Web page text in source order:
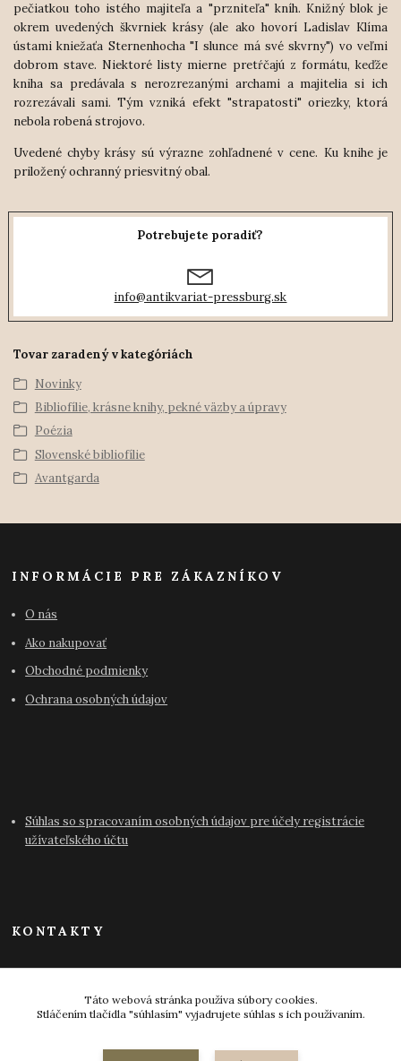
pečiatkou toho istého majiteľa a "przniteľa" kníh. Knižný blok je
okrem uvedených škvrniek krásy (ale ako hovorí Ladislav Klíma
ústami kniežaťa Sternenhocha "I slunce má své skvrny") vo veľmi
dobrom stave. Niektoré listy mierne pretŕčajú z formátu, keďže
kniha sa predávala s nerozrezanými archami a majitelia si ich
rozrezávali sami. Tým vzniká efekt "strapatosti" oriezky, ktorá
nebola robená strojovo.
Uvedené chyby krásy sú výrazne zohľadnené v cene. Ku knihe je
priložený ochranný priesvitný obal.
Potrebujete poradiť?
info@antikvariat-pressburg.sk
Tovar zaradený v kategóriách
Novinky
Bibliofílie, krásne knihy, pekné väzby a úpravy
Poézia
Slovenské bibliofílie
Avantgarda
INFORMÁCIE PRE ZÁKAZNÍKOV
O nás
Ako nakupovať
Obchodné podmienky
Ochrana osobných údajov
Súhlas so spracovaním osobných údajov pre účely registrácie
užívateľského účtu
KONTAKTY
Táto webová stránka používa súbory cookies.
Stláčením tlačidla "súhlasím" vyjadrujete súhlas s ich používaním.